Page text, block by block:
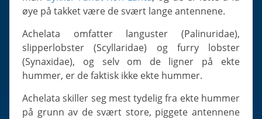
Slugs & Snails
Clams & Oysters
Sponges
Bristle Worms
Jellyfish
øye på takket være de svært lange antennene.
Achelata omfatter languster (Palinuridae),
slipperlobster (Scyllaridae) og furry lobster
(Synaxidae), og selv om de ligner på ekte
hummer, er de faktisk ikke ekte hummer.
Achelata skiller seg mest tydelig fra ekte hummer
på grunn av de svært store, piggete antennene